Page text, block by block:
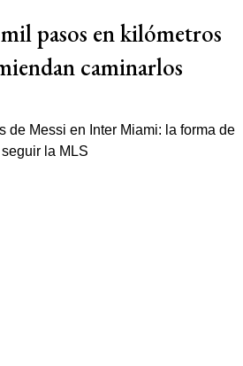
pasos en kilómetros
caminarlos